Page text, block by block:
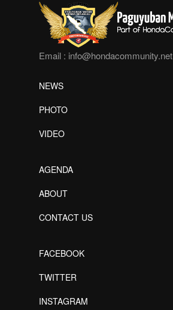
Email : info@hondacommunity.net
NEWS
PHOTO
VIDEO
AGENDA
ABOUT
CONTACT US
FACEBOOK
TWITTER
INSTAGRAM